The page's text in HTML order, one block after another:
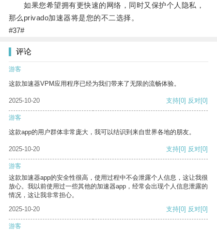
如果您希望拥有更快速的网络，同时又保护个人隐私，
那么privado加速器将是您的不二选择。
#37#
评论
游客
这款加速器VPM应用程序已经为我们带来了无限的流畅体验。
2025-10-20 支持[0] 反对[0]
游客
这款app的用户群体非常庞大，我可以结识到来自世界各地的朋友。
2025-10-20 支持[0] 反对[0]
游客
这款加速器app的安全性很高，使用过程中不会泄露个人信息，这让我很
放心。我以前使用过一些其他的加速器app，经常会出现个人信息泄露的
情况，这让我非常担心。
2025-10-20
支持[0] 反对[0]
游客